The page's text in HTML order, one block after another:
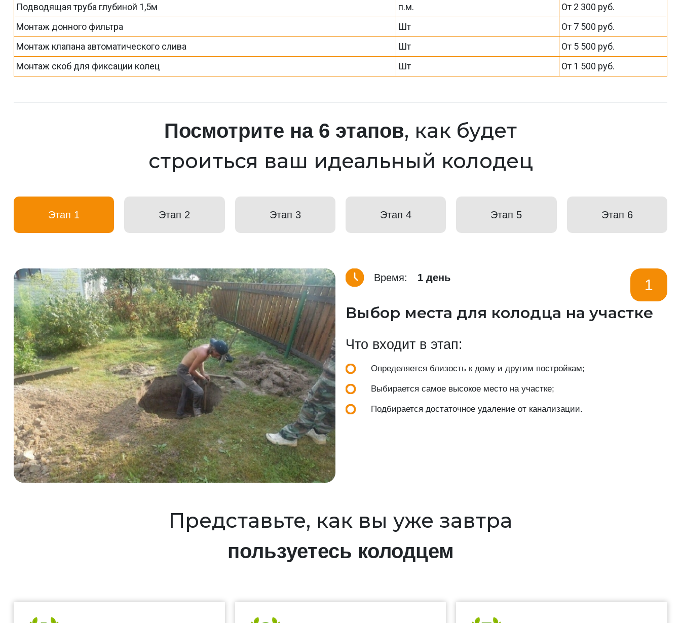
Подводящая труба глубиной 1,5м
п.м.
От 2 300 руб.
Монтаж донного фильтра
Шт
От 7 500 руб.
Монтаж клапана автоматического слива
Шт
От 5 500 руб.
Монтаж скоб для фиксации колец
Шт От 1 500 руб.
Посмотрите на 6 этапов, как будет
строиться ваш идеальный колодец
Этап 1 Этап 2 Этап 3 Этап 4 Этап 5 Этап 6
Время: 1 день 1
Выбор места для колодца на участке
Что входит в этап:
Определяется близость к дому и другим постройкам;
Выбирается самое высокое место на участке;
Подбирается достаточное удаление от канализации.
Представьте, как вы уже завтра
пользуетесь колодцем